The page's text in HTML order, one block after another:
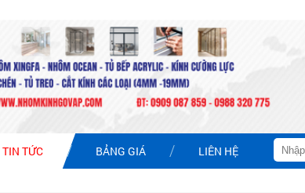
TIN TỨC BẢNG GIÁ LIÊN HỆ